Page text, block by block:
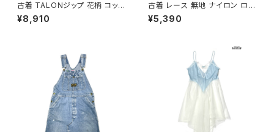
古着 TALONジップ 花柄 コット
ン ロング丈 キャミソール ワンピ
ース 赤 (otu2605048)
¥8,910
古着 レース 無地 ナイロン ロン
グ丈 キャミソール ワンピース ピ
ンク (otu2602018)
¥5,390